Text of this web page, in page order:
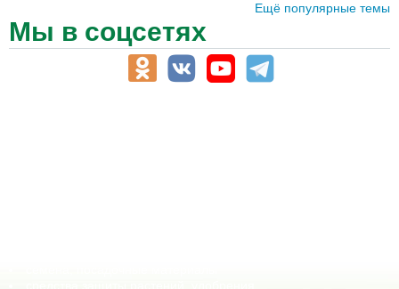
Ещё популярные темы
Мы в соцсетях